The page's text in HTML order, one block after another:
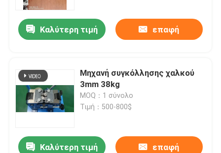
Καλύτερη τιμή επαφή
Μηχανή συγκόλλησης χαλκού
3mm 38kg
MOQ：1 σύνολο
Τιμή：500-800$
Καλύτερη τιμή επαφή